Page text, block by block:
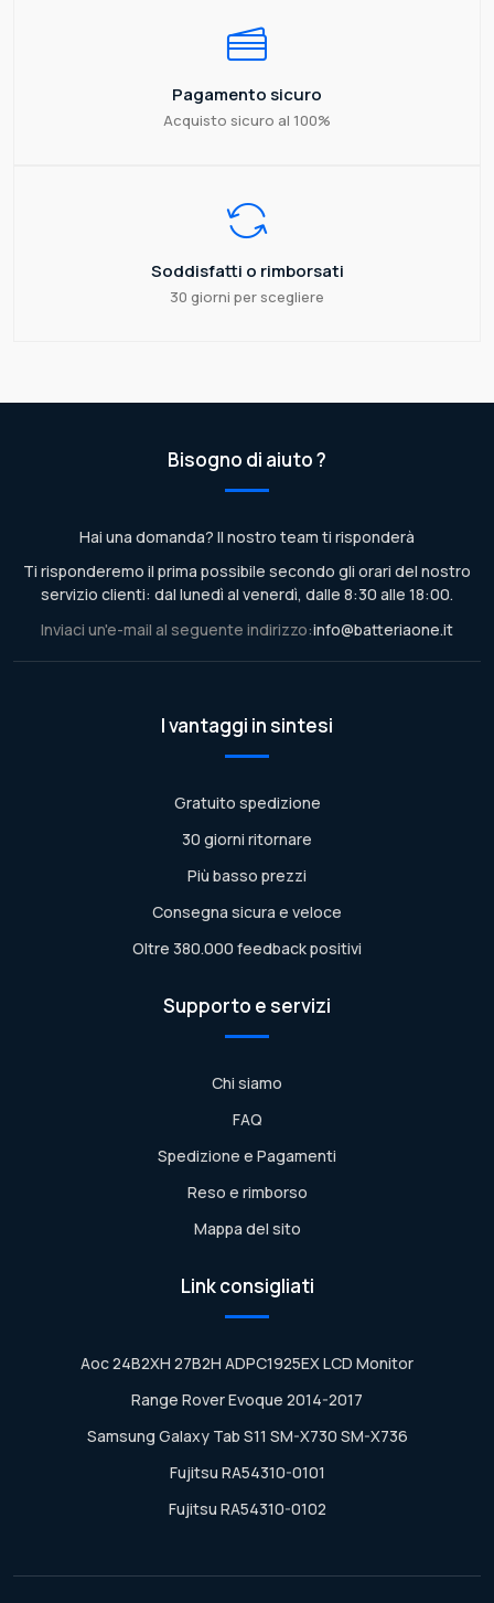
Pagamento sicuro
Acquisto sicuro al 100%
Soddisfatti o rimborsati
30 giorni per scegliere
Bisogno di aiuto ?
Hai una domanda? Il nostro team ti risponderà
Ti risponderemo il prima possibile secondo gli orari del nostro
servizio clienti: dal lunedì al venerdì, dalle 8:30 alle 18:00.
Inviaci un'e-mail al seguente indirizzo:info@batteriaone.it
I vantaggi in sintesi
Gratuito spedizione
30 giorni ritornare
Più basso prezzi
Consegna sicura e veloce
Oltre 380.000 feedback positivi
Supporto e servizi
Chi siamo
FAQ
Spedizione e Pagamenti
Reso e rimborso
Mappa del sito
Link consigliati
Aoc 24B2XH 27B2H ADPC1925EX LCD Monitor
Range Rover Evoque 2014-2017
Samsung Galaxy Tab S11 SM-X730 SM-X736
Fujitsu RA54310-0101
Fujitsu RA54310-0102